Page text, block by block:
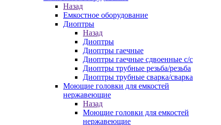
Назад
Емкостное оборудование
Диоптры
Назад
Диоптры
Диоптры гаечные
Диоптры гаечные сдвоенные c/c
Диоптры трубные резьба/резьба
Диоптры трубные сварка/сварка
Моющие головки для емкостей
нержавеющие
Назад
Моющие головки для емкостей
нержавеющие